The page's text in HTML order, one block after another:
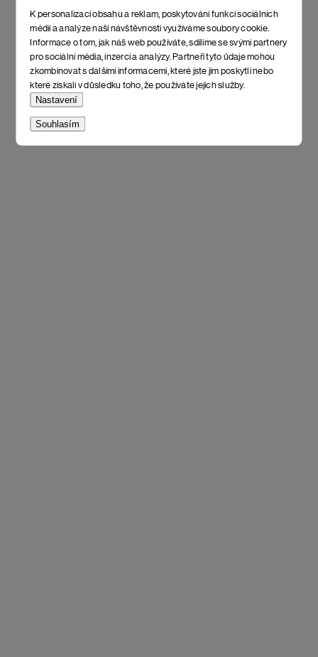
K personalizaci obsahu a reklam, poskytování funkcí sociálních
médií a analýze naší návštěvnosti využíváme soubory cookie.
Informace o tom, jak náš web používáte, sdílíme se svými partnery
pro sociální média, inzerci a analýzy. Partneři tyto údaje mohou
zkombinovat s dalšími informacemi, které jste jim poskytli nebo
které získali v důsledku toho, že používáte jejich služby.
Nastavení
Souhlasím